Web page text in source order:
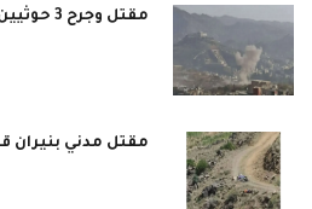
مقتل وجرح 3 حوثيين في اشتباكات غرب تعز
مقتل مدني بنيران